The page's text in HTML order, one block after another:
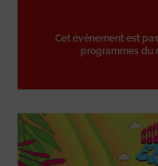
Cet événement est
programmes du